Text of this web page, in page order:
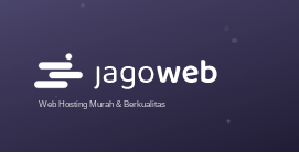
Web Hosting Murah & Berkualitas